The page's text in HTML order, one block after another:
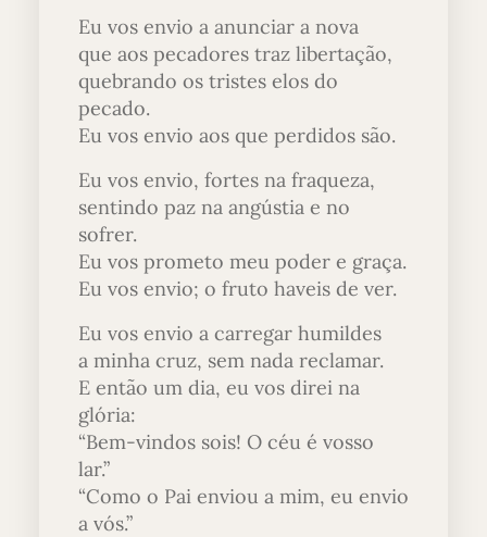
Eu vos envio a anunciar a nova
que aos pecadores traz libertação,
quebrando os tristes elos do
pecado.
Eu vos envio aos que perdidos são.
Eu vos envio, fortes na fraqueza,
sentindo paz na angústia e no
sofrer.
Eu vos prometo meu poder e graça.
Eu vos envio; o fruto haveis de ver.
Eu vos envio a carregar humildes
a minha cruz, sem nada reclamar.
E então um dia, eu vos direi na
glória:
“Bem-vindos sois! O céu é vosso
lar.”
“Como o Pai enviou a mim, eu envio
a vós.”